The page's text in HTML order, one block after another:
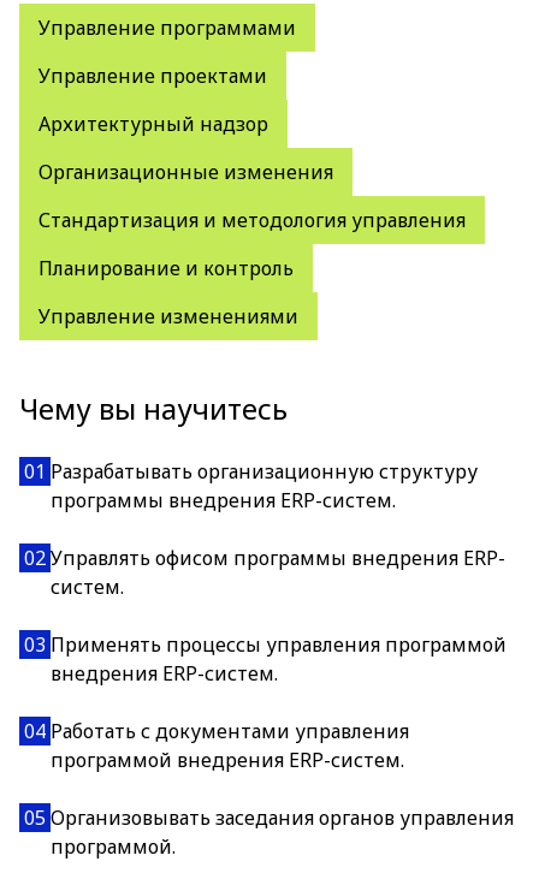
Управление программами
Управление проектами
Архитектурный надзор
Организационные изменения
Стандартизация и методология управления
Планирование и контроль
Управление изменениями
Чему вы научитесь
01 Разрабатывать организационную структуру
программы внедрения ERP-систем.
02Управлять офисом программы внедрения ERP-
систем.
03 Применять процессы управления программой
внедрения ERP-систем.
04 Работать с документами управления
программой внедрения ERP-систем.
05Организовывать заседания органов управления
программой.